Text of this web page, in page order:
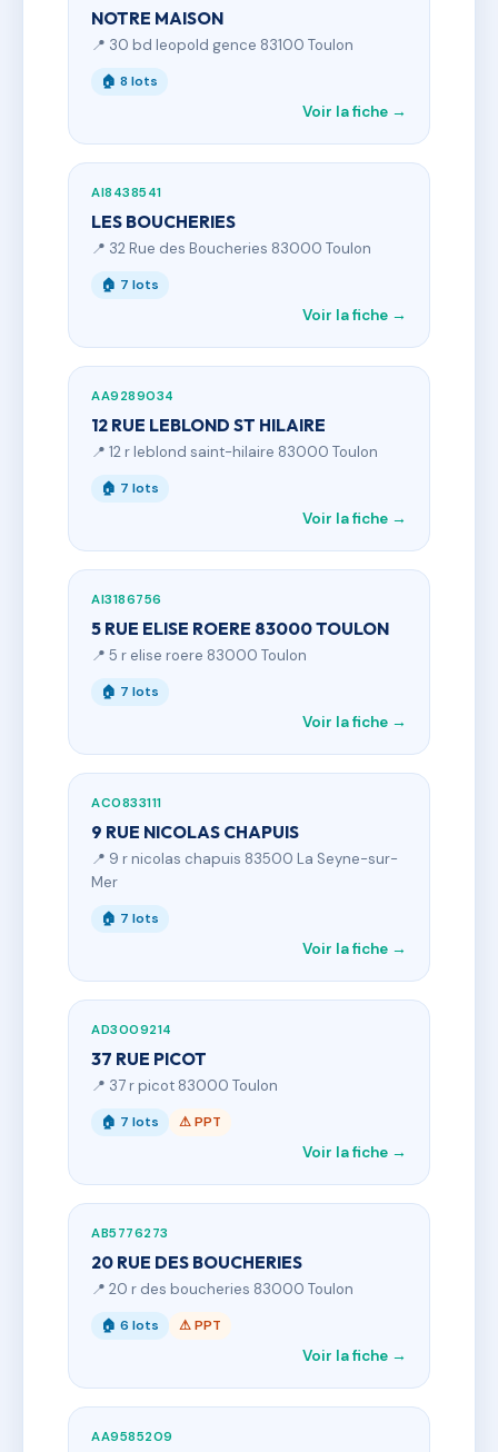
NOTRE MAISON
📍 30 bd leopold gence 83100 Toulon
🏠 8 lots
Voir la fiche →
AI8438541
LES BOUCHERIES
📍 32 Rue des Boucheries 83000 Toulon
🏠 7 lots
Voir la fiche →
AA9289034
12 RUE LEBLOND ST HILAIRE
📍 12 r leblond saint-hilaire 83000 Toulon
🏠 7 lots
Voir la fiche →
AI3186756
5 RUE ELISE ROERE 83000 TOULON
📍 5 r elise roere 83000 Toulon
🏠 7 lots
Voir la fiche →
AC0833111
9 RUE NICOLAS CHAPUIS
📍 9 r nicolas chapuis 83500 La Seyne-sur-
Mer
🏠 7 lots
Voir la fiche →
AD3009214
37 RUE PICOT
📍 37 r picot 83000 Toulon
🏠 7 lots ⚠ PPT
Voir la fiche →
AB5776273
20 RUE DES BOUCHERIES
📍 20 r des boucheries 83000 Toulon
🏠 6 lots ⚠ PPT
Voir la fiche →
AA9585209